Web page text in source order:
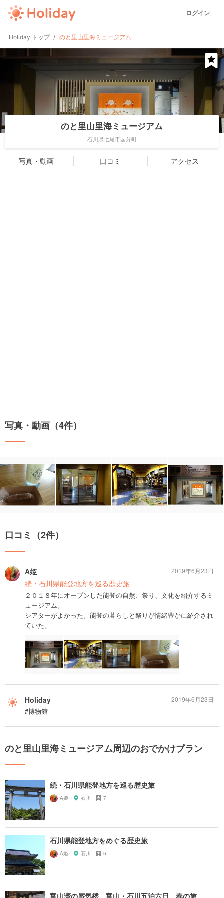
ログイン
Holiday トップ のと里山里海ミュージアム
のと里山里海ミュージアム
石川県七尾市国分町
写真・動画 口コミ アクセス
写真・動画（4件）
口コミ（2件）
A姫
続・石川県能登地方を巡る歴史旅
２０１８年にオープンした能登の自然、祭り、文化を紹介するミ
ュージアム。
シアターがよかった。能登の暮らしと祭りが情緒豊かに紹介され
ていた。
2019年6月23日
Holiday
#博物館
2019年6月23日
のと里山里海ミュージアム周辺のおでかけプラン
続・石川県能登地方を巡る歴史旅
A姫 石川 7
石川県能登地方をめぐる歴史旅
A姫 石川 6